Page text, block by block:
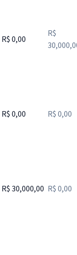
R$ 0,00
R$
R$ 0,00 R$ 0,00
R$ 30,000,00 R$ 0,00